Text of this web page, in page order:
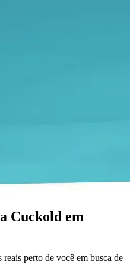
Cuckold em
perto de você em busca de